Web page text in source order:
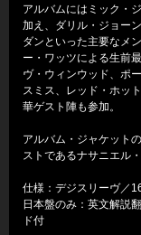
アルバムにはミック・
加え、ダリル・ジョー
ダンといった主要なメ
ー・ワッツによる生前
ヴ・ウィンウッド、ポ
スミス、レッド・ホッ
華ゲスト陣も参加。
アルバム・ジャケット
ストであるナサニエル
仕様：デジスリーヴ／
日本盤のみ：英文解説
ド付